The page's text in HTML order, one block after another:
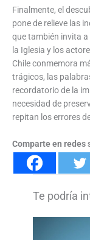
Finalmente, el
pone de relieve las
que también invita
la Iglesia y los
Chile conmemora
trágicos, las
recordatorio de la
necesidad de
repitan los errores
Comparte en redes